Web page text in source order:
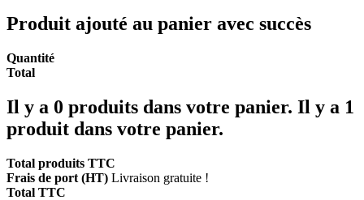
Produit ajouté au panier avec succès
Quantité
Total
Il y a 0 produits dans votre panier. Il y a 1
produit dans votre panier.
Total produits TTC
Frais de port (HT) Livraison gratuite !
Total TTC